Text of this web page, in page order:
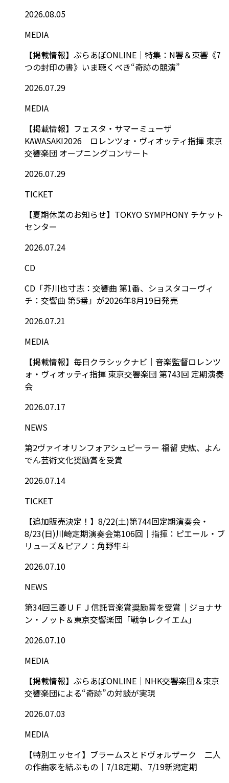
2026.08.05
MEDIA
【掲載情報】ぶらあぼONLINE｜特集：N響＆東響《7
つの封印の書》いま聴くべき“奇跡の競演”
2026.07.29
MEDIA
【掲載情報】フェスタ・サマーミューザ
KAWASAKI2026 ロレンツォ・ヴィオッティ指揮 東京
交響楽団 オープニングコンサート
2026.07.29
TICKET
【夏期休業のお知らせ】TOKYO SYMPHONY チケット
センター
2026.07.24
CD
CD「芥川也寸志：交響曲 第1番、ショスタコーヴィ
チ：交響曲 第5番」が2026年8月19日発売
2026.07.21
MEDIA
【掲載情報】毎日クラシックナビ｜音楽監督ロレンツ
ォ・ヴィオッティ指揮 東京交響楽団 第743回 定期演奏
会
2026.07.17
NEWS
第2ヴァイオリンフォアシュピーラー 福留 史紘、よん
でん芸術文化奨励賞を受賞
2026.07.14
TICKET
【追加販売決定！】8/22(土)第744回定期演奏会・
8/23(日)川崎定期演奏会第106回｜指揮：ピエール・ブ
リューズ＆ピアノ：角野隼斗
2026.07.10
NEWS
第34回三菱ＵＦＪ信託音楽賞奨励賞を受賞｜ジョナサ
ン・ノット＆東京交響楽団「戦争レクイエム」
2026.07.10
MEDIA
【掲載情報】ぶらあぼONLINE｜NHK交響楽団＆東京
交響楽団による“奇跡”の対談が実現
2026.07.03
MEDIA
【特別エッセイ】ブラームスとドヴォルザーク 二人
の作曲家を結ぶもの｜7/18定期、7/19新潟定期